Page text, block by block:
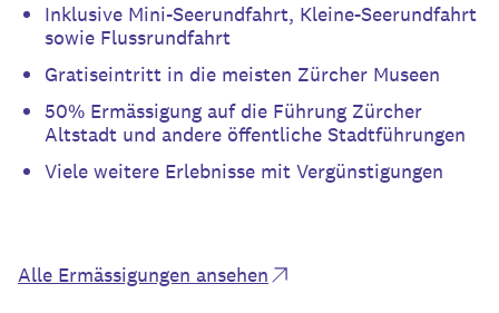
Inklusive Mini-Seerundfahrt, Kleine-Seerundfahrt
sowie Flussrundfahrt
Gratiseintritt in die meisten Zürcher Museen
50% Ermässigung auf die Führung Zürcher
Altstadt und andere öffentliche Stadtführungen
Viele weitere Erlebnisse mit Vergünstigungen
Alle Ermässigungen ansehen